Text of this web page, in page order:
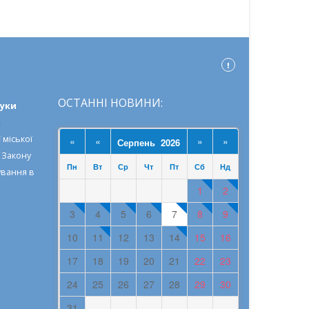
Закону
в
ОСТАННІ НОВИНИ:
« « Серпень 2026 » »
Пн Вт Ср Чт Пт Сб Нд
1
2
3
4 5 6 7 8
9
10
11 12 13 14 15
16
17
18 19 20 21 22
23
24
25 26 27 28 29
30